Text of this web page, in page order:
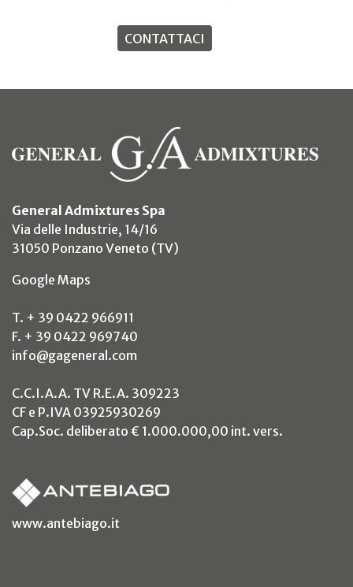
CONTATTACI
General Admixtures Spa
Via delle Industrie, 14/16
31050 Ponzano Veneto (TV)
Google Maps
T. + 39 0422 966911
F. + 39 0422 969740
info@gageneral.com
C.C.I.A.A. TV R.E.A. 309223
CF e P.IVA 03925930269
Cap.Soc. deliberato € 1.000.000,00 int. vers.
www.antebiago.it